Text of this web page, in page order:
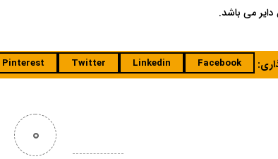
می باشد.
Facebook
Linkedin
Twitter
Pinterest
0